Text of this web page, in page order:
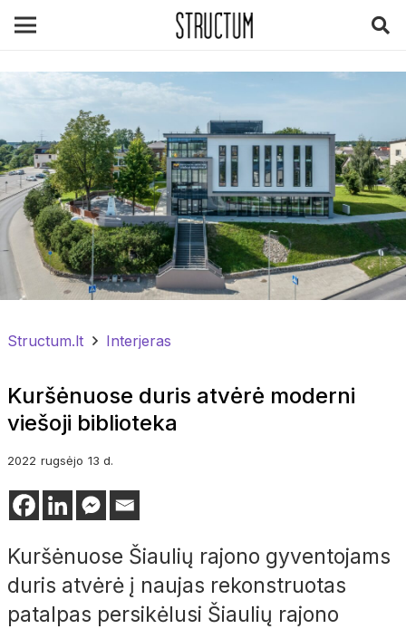
Structum.lt Interjeras
Kuršėnuose duris atvėrė moderni
viešoji biblioteka
2022 rugsėjo 13 d.
Kuršėnuose Šiaulių rajono gyventojams
duris atvėrė į naujas rekonstruotas
patalpas persikėlusi Šiaulių rajono